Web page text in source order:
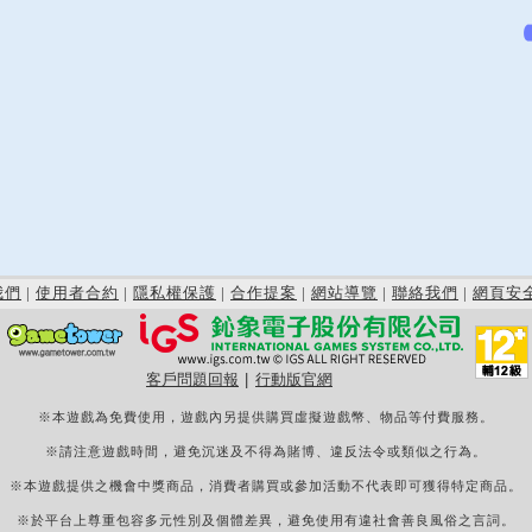
們 | 使用者合約 | 隱私權保護 | 合作提案 | 網站導覽 | 聯絡我們 | 網頁安
客戶問題回報 行動版官網
※本遊戲為免費使用，遊戲內另提供購買虛擬遊戲幣、物品等付費服務。
※請注意遊戲時間，避免沉迷及不得為賭博、違反法令或類似之行為。
※本遊戲提供之機會中獎商品，消費者購買或參加活動不代表即可獲得特定商品。
※於平台上尊重包容多元性別及個體差異，避免使用有違社會善良風俗之言詞。